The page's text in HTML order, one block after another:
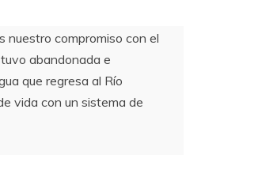
nuestro compromiso con el
abandonada e
que regresa al Río
vida con un sistema de